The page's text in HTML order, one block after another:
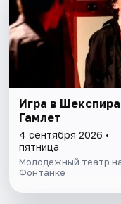
Игра в
Гамлет
4 сентября 2026 •
пятница
Молодежный театр
Фонтанке